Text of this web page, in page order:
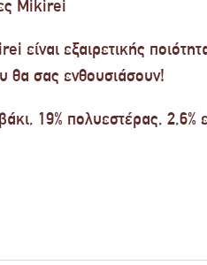
Mikirei
είναι εξαιρετικής
θα σας ενθουσιάσουν!
19% πολυεστέρας, 2,6%